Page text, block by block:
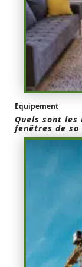
Equipement
Quels sont
fenêtres de sa